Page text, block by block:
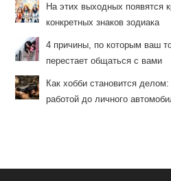
На этих выходных появятся
конкретных знаков зодиака
4 причины, по которым ваш
перестает общаться с вами
Как хобби становится
работой до личного